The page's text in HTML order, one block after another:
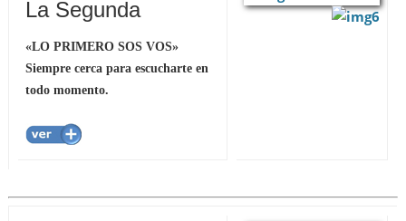
La Segunda
«LO PRIMERO SOS VOS»
Siempre cerca para escucharte en
todo momento.